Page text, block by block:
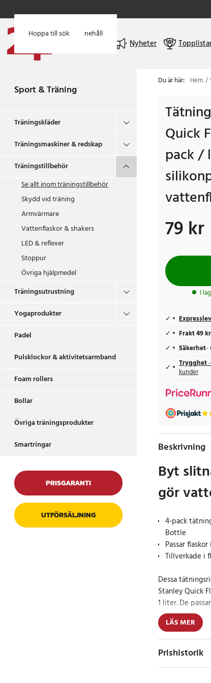
Hoppa till huvudinnehåll
Hoppa till sök
Nyheter
Sport & Träning
Träningskläder
Träningsmaskiner & redskap
Träningstillbehör
Se allt inomträningstillbehör
Skydd vid träning
Armvärmare
Vattenflaskor & shakers
LED & reflexer
Stoppur
Övriga hjälpmedel
Träningsutrustning
Yogaprodukter
Padel
Pulsklockor & aktivitetsarmband
Foam rollers
Bollar
Övriga träningsprodukter
Smartringar
PRISGARANTI
UTFÖRSÄLJNING
Du är här: Hem
Quick
pack /
Pris:79 kr
79 kr
I
Frakt 49 kr
Säkerhet-
Trygghet
kunder
Beskrivning
Byt
gör
4-pack
Bottle
Passar
Tillverkade i
Dessa
Stanley Quick
1 liter. De
skadad eller
Packningen
risken för
LÄS MER
Prishistorik